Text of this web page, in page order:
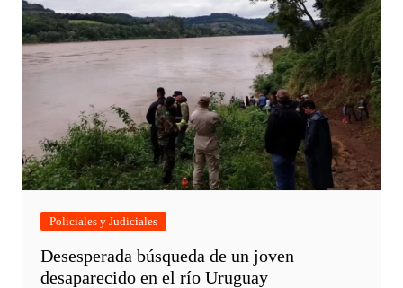
Policiales y Judiciales
Desesperada búsqueda de un joven
desaparecido en el río Uruguay